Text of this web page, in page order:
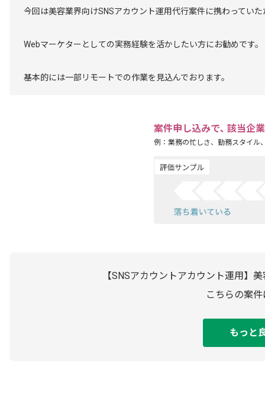
今回は美容業界向けSNSアカウント運用代行案件に携わっていた
Webマーケターとしての実務経験を活かしたい方にお勧めです。
基本的には一部リモートでの作業を見込んでおります。
案件申し込みで､ 該当企
例：業務の忙しさ、勤務スタイル
【SNSアカウントアカウント運用】
こちらの案
もっと